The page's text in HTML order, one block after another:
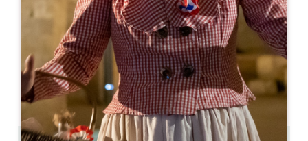
MESE DI APERTURA
G M A M G L A S O N D
GIORNI DI APERTURA
L
AM
PM
M
AM
PM
M
AM
PM
G
AM
PM
V
AM
PM
S
AM
PM
D
AM
PM